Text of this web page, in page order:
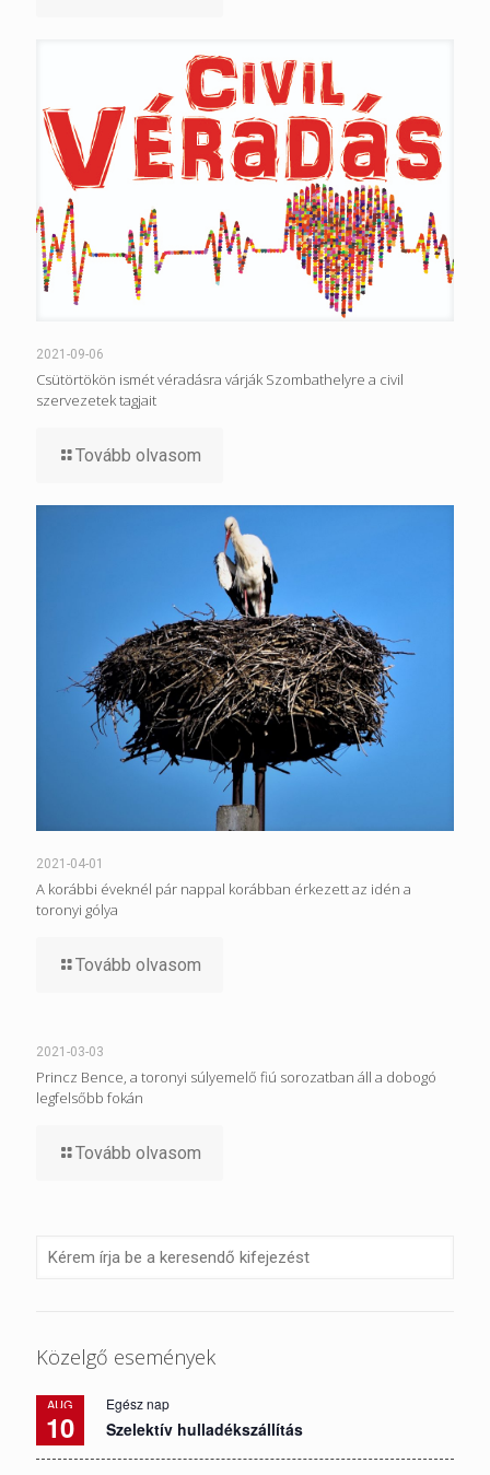
2021-09-06
Csütörtökön ismét véradásra várják Szombathelyre a civil
szervezetek tagjait
Tovább olvasom
2021-04-01
A korábbi éveknél pár nappal korábban érkezett az idén a
toronyi gólya
Tovább olvasom
2021-03-03
Princz Bence, a toronyi súlyemelő fiú sorozatban áll a dobogó
legfelsőbb fokán
Tovább olvasom
Közelgő események
AUG
10
Egész nap
Szelektív hulladékszállítás